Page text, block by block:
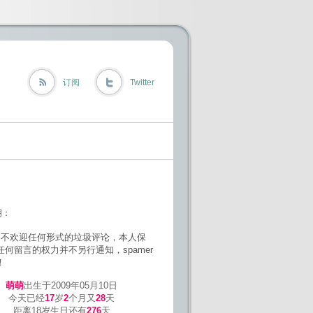
订阅 Twitter
迎任何形式的垃圾评论，本人保
何留言的权力并不另行通知，spamer
萌萌出生于2009年05月10日
今天已经17岁2个月又28天
距离18岁生日还有276天